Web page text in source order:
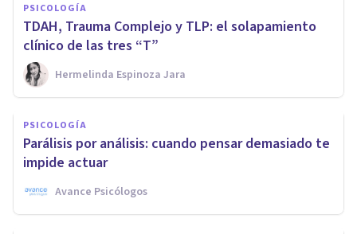
PSICOLOGÍA
TDAH, Trauma Complejo y TLP: el solapamiento
clínico de las tres “T”
Hermelinda Espinoza Jara
PSICOLOGÍA
Parálisis por análisis: cuando pensar demasiado te
impide actuar
Avance Psicólogos